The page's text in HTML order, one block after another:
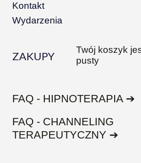
Kontakt
Wydarzenia
ZAKUPY
Twój koszyk
pusty
FAQ - HIPNOTERAPIA ➔
FAQ - CHANNELING
TERAPEUTYCZNY ➔